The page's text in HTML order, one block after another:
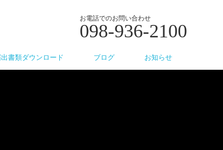
お電話でのお問い合わせ
098-936-2100
書類ダウンロード ブログ お知らせ